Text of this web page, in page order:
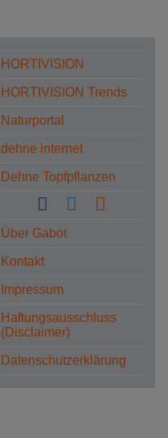
HORTIVISION
HORTIVISION Trends
Naturportal
dehne internet
Dehne Topfpflanzen
Über Gabot
Kontakt
Impressum
Haftungsausschluss
(Disclaimer)
Datenschutzerklärung